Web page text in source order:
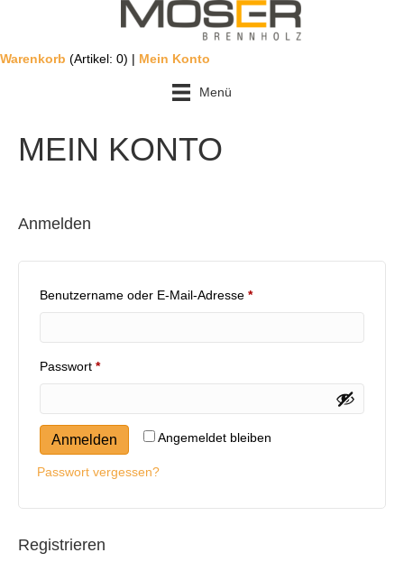
Warenkorb (Artikel: 0) | Mein Konto
Menü
MEIN KONTO
Anmelden
Benutzername oder E-Mail-Adresse *Erforderlich
Passwort *Erforderlich
Angemeldet bleiben
Anmelden
Passwort vergessen?
Registrieren